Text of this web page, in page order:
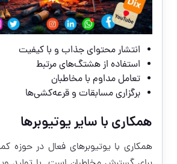
انتشار محتوای جذاب و با کیفیت
استفاده از هشتگ‌های مرتبط
تعامل مداوم با مخاطبان
برگزاری مسابقات و قرعه‌کشی‌ها
همکاری با سایر یوتیوبرها
همکاری با یوتیوبرهای فعال در حوزه